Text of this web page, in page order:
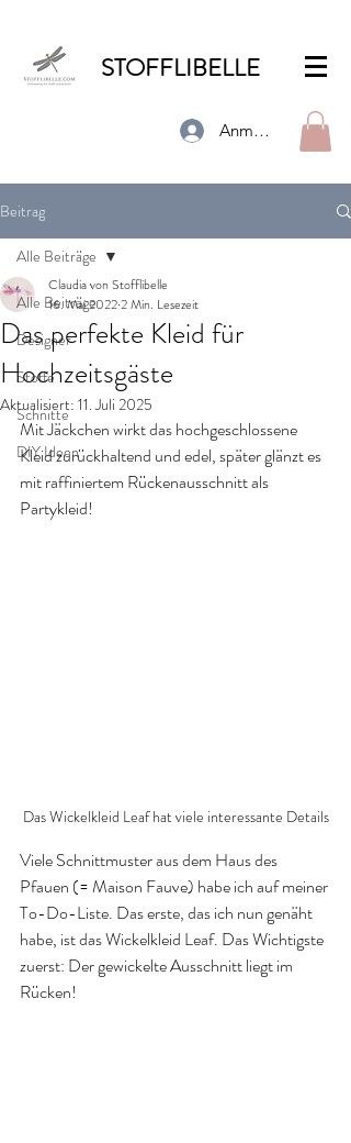
STOFFLIBELLE
Anmelden
Beitrag
Alle Beiträge
Designer
Stoffe
Schnitte
DIY Ideen
Alle Beiträge
Das perfekte Kleid für
Hochzeitsgäste
Claudia von Stofflibelle
16. Mai 20222 Min. Lesezeit
Aktualisiert: 11. Juli 2025
Mit Jäckchen wirkt das hochgeschlossene
Kleid zurückhaltend und edel, später glänzt es
mit raffiniertem Rückenausschnitt als
Partykleid!
Das Wickelkleid Leaf hat viele interessante Details
Viele Schnittmuster aus dem Haus des
Pfauen (= Maison Fauve) habe ich auf meiner
To-Do-Liste. Das erste, das ich nun genäht
habe, ist das Wickelkleid Leaf. Das Wichtigste
zuerst: Der gewickelte Ausschnitt liegt im
Rücken!